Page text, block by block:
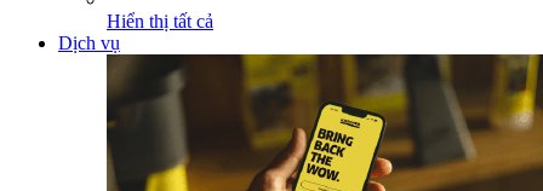
Hiển thị tất cả
Dịch vụ